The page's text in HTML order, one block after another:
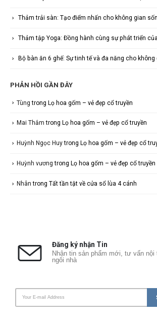
Thảm trải sàn: Tạo điểm nhấn cho không gian
Thảm tập Yoga: Đồng hành cùng sự phát triển
Bộ bàn ăn 6 ghế: Sự tinh tế và đa năng cho không
PHẢN HỒI GẦN ĐÂY
Tùng trong Lọ hoa gốm – vẻ đẹp cổ truyền
Mai Thắm trong Lọ hoa gốm – vẻ đẹp cổ truyền
Huỳnh Ngọc Huytrong Lọ hoa gốm – vẻ đẹp cổ
Huỳnh vương trong Lọ hoa gốm – vẻ đẹp cổ truyền
Nhân trong Tất tần tật về cửa sổ lùa 4 cánh
Đăng ký nhận Tin
Nhận tin sản phẩm mới, tư vấn nội
ngôi nhà